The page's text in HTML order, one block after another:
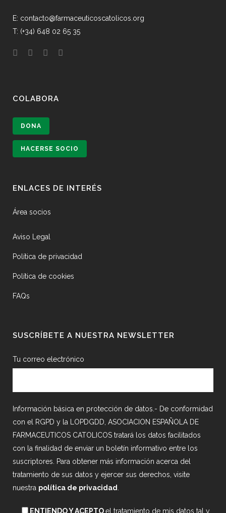
E: contacto@farmaceuticoscatolicos.org
T: (+34) 648 02 65 35
COLABORA
DONA
HACERSE SOCIO
ENLACES DE INTERÉS
Área socios
Aviso Legal
Política de privacidad
Política de cookies
FAQs
SUSCRÍBETE A NUESTRA NEWSLETTER
Tu correo electrónico
Información básica en protección de datos.- De conformidad
con el RGPD y la LOPDGDD, ASOCIACION ESPAÑOLA DE
FARMACEUTICOS CATOLICOS tratará los datos facilitados
con la finalidad de enviar un boletín informativo entre los
suscriptores. Para obtener más información acerca del
tratamiento de sus datos y ejercer sus derechos, visite
nuestra política de privacidad
ENTIENDO Y ACEPTOel tratamiento de mis datos tal y